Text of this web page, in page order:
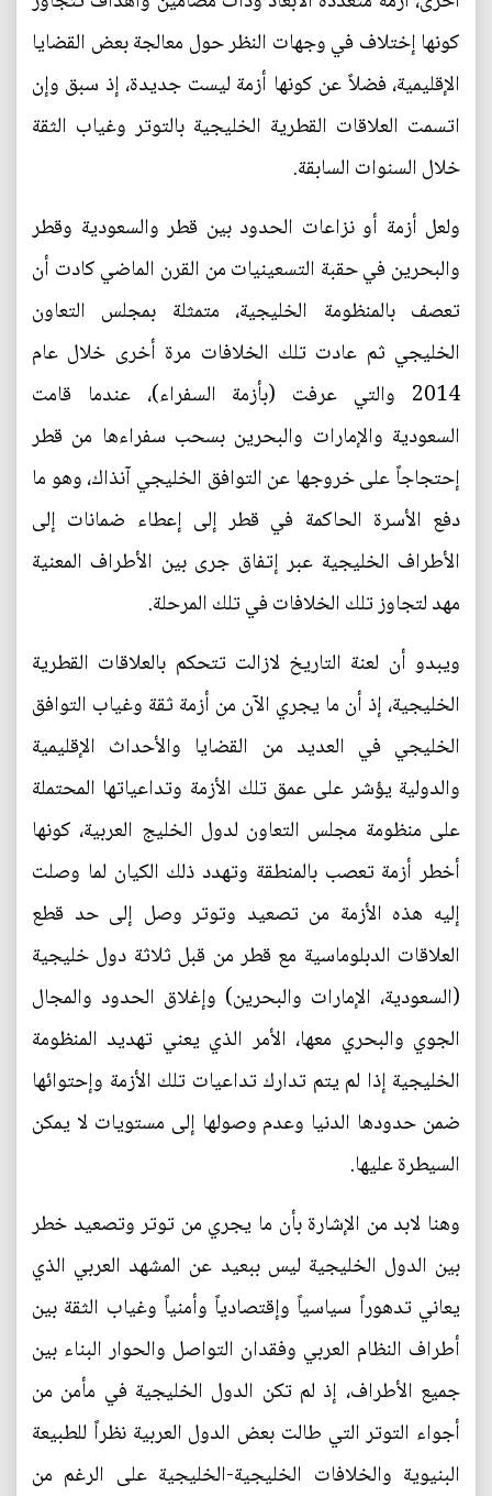
كونها إختلاف في وجهات النظر حول معالجة بعض القضايا
الإقليمية، فضلاً عن كونها أزمة ليست جديدة، إذ سبق وإن
اتسمت العلاقات القطرية الخليجية بالتوتر وغياب الثقة
خلال السنوات السابقة.
ولعل أزمة أو نزاعات الحدود بين قطر والسعودية وقطر
والبحرين في حقبة التسعينيات من القرن الماضي كادت أن
تعصف بالمنظومة الخليجية، متمثلة بمجلس التعاون
الخليجي ثم عادت تلك الخلافات مرة أخرى خلال عام
2014 والتي عرفت (بأزمة السفراء)، عندما قامت
السعودية والإمارات والبحرين بسحب سفراءها من قطر
إحتجاجاً على خروجها عن التوافق الخليجي آنذاك، وهو ما
دفع الأسرة الحاكمة في قطر إلى إعطاء ضمانات إلى
الأطراف الخليجية عبر إتفاق جرى بين الأطراف المعنية
مهد لتجاوز تلك الخلافات في تلك المرحلة.
ويبدو أن لعنة التاريخ لازالت تتحكم بالعلاقات القطرية
الخليجية، إذ أن ما يجري الآن من أزمة ثقة وغياب التوافق
الخليجي في العديد من القضايا والأحداث الإقليمية
والدولية يؤشر على عمق تلك الأزمة وتداعياتها المحتملة
على منظومة مجلس التعاون لدول الخليج العربية، كونها
أخطر أزمة تعصب بالمنطقة وتهدد ذلك الكيان لما وصلت
إليه هذه الأزمة من تصعيد وتوتر وصل إلى حد قطع
العلاقات الدبلوماسية مع قطر من قبل ثلاثة دول خليجية
(السعودية، الإمارات والبحرين) وإغلاق الحدود والمجال
الجوي والبحري معها، الأمر الذي يعني تهديد المنظومة
الخليجية إذا لم يتم تدارك تداعيات تلك الأزمة وإحتوائها
ضمن حدودها الدنيا وعدم وصولها إلى مستويات لا يمكن
السيطرة عليها.
وهنا لابد من الإشارة بأن ما يجري من توتر وتصعيد خطر
بين الدول الخليجية ليس ببعيد عن المشهد العربي الذي
يعاني تدهوراً سياسياً وإقتصادياً وأمنياً وغياب الثقة بين
أطراف النظام العربي وفقدان التواصل والحوار البناء بين
جميع الأطراف، إذ لم تكن الدول الخليجية في مأمن من
أجواء التوتر التي طالت بعض الدول العربية نظراً للطبيعة
البنيوية والخلافات الخليجية-الخليجية على الرغم من